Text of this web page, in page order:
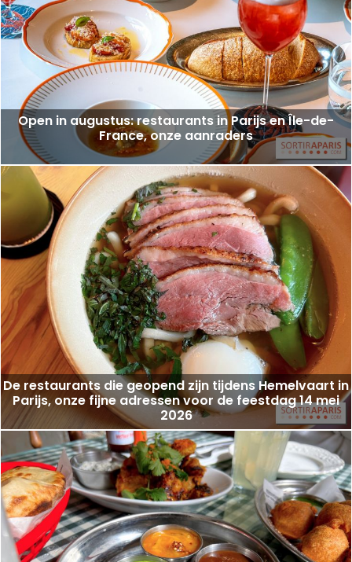
Open in augustus: restaurants in Parijs en Île-de-
France, onze aanraders
De restaurants die geopend zijn tijdens Hemelvaart in
Parijs, onze fijne adressen voor de feestdag 14 mei
2026